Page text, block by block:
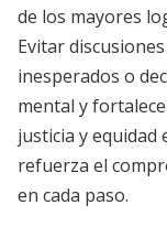
de los mayores
Evitar
inesperados o
mental y
justicia y equidad
refuerza el
en cada paso.